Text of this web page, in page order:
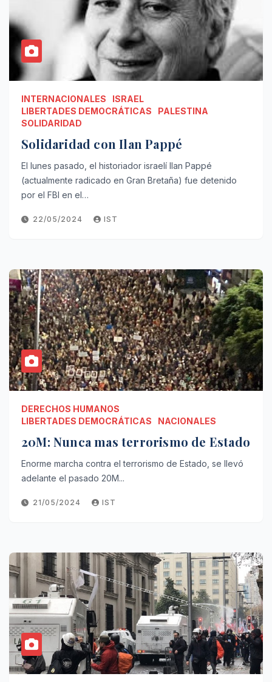
INTERNACIONALES
ISRAEL
LIBERTADES DEMOCRÁTICAS
PALESTINA
SOLIDARIDAD
Solidaridad con Ilan Pappé
El lunes pasado, el historiador israelí Ilan Pappé
(actualmente radicado en Gran Bretaña) fue detenido
por el FBI en el…
22/05/2024 IST
DERECHOS HUMANOS
LIBERTADES DEMOCRÁTICAS
NACIONALES
20M: Nunca mas terrorismo de Estado
Enorme marcha contra el terrorismo de Estado, se llevó
adelante el pasado 20M...
21/05/2024 IST